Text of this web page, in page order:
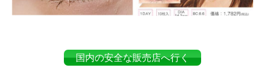
国内の安全な販売店へ行く